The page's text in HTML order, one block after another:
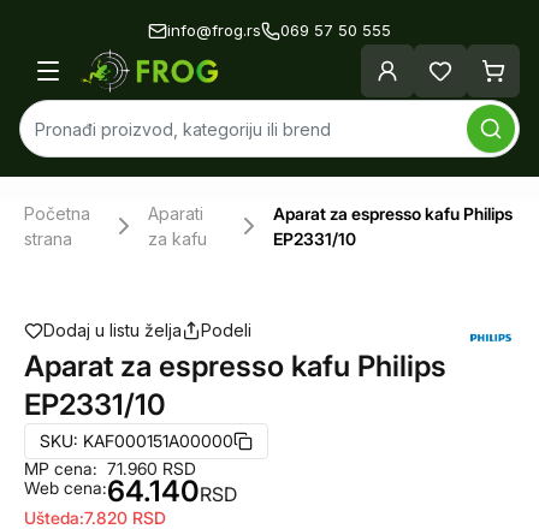
info@frog.rs 069 57 50 555
Početna
strana
Aparati
za kafu
Aparat za espresso kafu Philips
EP2331/10
Dodaj u listu želja Podeli
Aparat za espresso kafu Philips
EP2331/10
SKU: KAF000151A00000
MP cena:
Web cena:
71.960 RSD
64.140RSD
Ušteda:7.820 RSD